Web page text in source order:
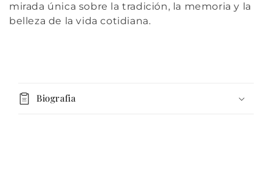
mirada única sobre la tradición, la memoria y la
belleza de la vida cotidiana.
o
n
Biografia